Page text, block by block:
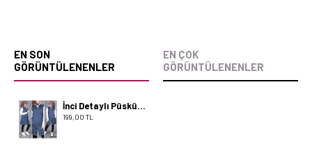
EN SON
GÖRÜNTÜLENENLER
EN ÇOK
GÖRÜNTÜLENENLER
İnci Detaylı Püsküllü Kot Yelek 3004
199,00 TL